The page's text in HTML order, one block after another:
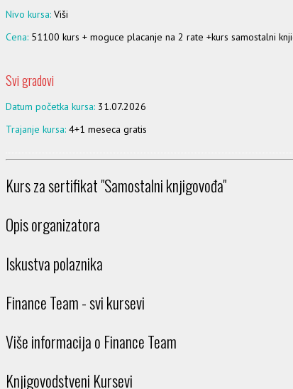
Nivo kursa: Viši
Cena: 51100 kurs + moguce placanje na 2 rate +kurs samostalni
Svi gradovi
Datum početka kursa: 31.07.2026
Trajanje kursa: 4+1 meseca gratis
Kurs za sertifikat "Samostalni knjigovođa"
Opis organizatora
Iskustva polaznika
Finance Team - svi kursevi
Više informacija o Finance Team
Knjigovodstveni Kursevi